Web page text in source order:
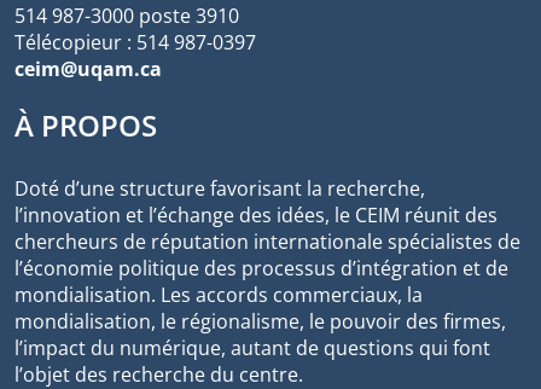
514 987-3000 poste 3910
Télécopieur : 514 987-0397
ceim@uqam.ca
À PROPOS
Doté d’une structure favorisant la recherche,
l’innovation et l’échange des idées, le CEIM réunit des
chercheurs de réputation internationale spécialistes de
l’économie politique des processus d’intégration et de
mondialisation. Les accords commerciaux, la
mondialisation, le régionalisme, le pouvoir des firmes,
l’impact du numérique, autant de questions qui font
l’objet des recherche du centre.